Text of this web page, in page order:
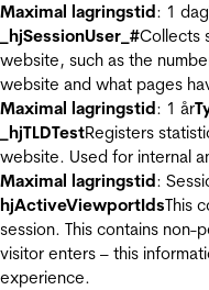
Maximal lagringstid: 1 dag
_hjSessionUser_#Collects
website, such as the
website and what pages
Maximal lagringstid: 1 år
_hjTLDTestRegisters
website. Used for internal
Maximal lagringstid:
hjActiveViewportIdsThis
session. This contains
visitor enters – this
experience.